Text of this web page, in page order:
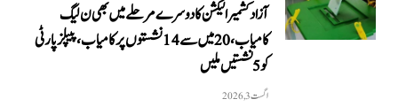
آزاد کشمیر الیکشن کا دوسرے مرحلے میں بھی ن لیگ
کامیاب، 20 میں سے 14 نشستوں پر کامیاب، پیپلزپارٹی
کو 5 نشستیں ملیں
اگست 3, 2026